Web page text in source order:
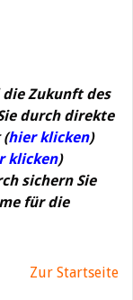
die Zukunft des
durch direkte
(hier klicken)
klicken)
sichern Sie
für die
Zur Startseite